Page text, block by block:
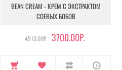
BEAN CREAM - КРЕМ С ЭКСТРАКТОМ
СОЕВЫХ БОБОВ
4510.00Р. 3700.00Р.